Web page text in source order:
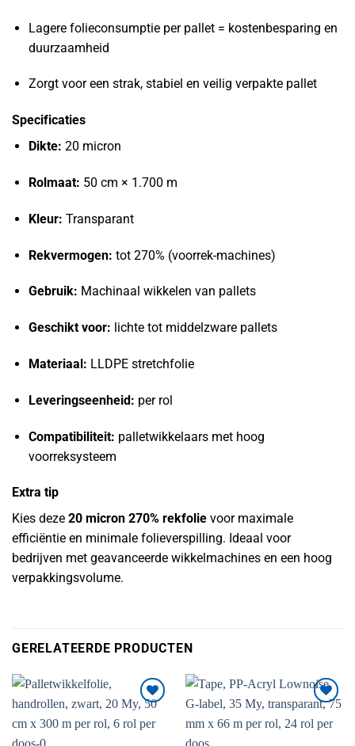
Lagere folieconsumptie per pallet = kostenbesparing en
duurzaamheid
Zorgt voor een strak, stabiel en veilig verpakte pallet
Specificaties
Dikte: 20 micron
Rolmaat: 50 cm × 1.700 m
Kleur: Transparant
Rekvermogen: tot 270% (voorrek-machines)
Gebruik: Machinaal wikkelen van pallets
Geschikt voor: lichte tot middelzware pallets
Materiaal: LLDPE stretchfolie
Leveringseenheid: per rol
Compatibiliteit: palletwikkelaars met hoog
voorreksysteem
Extra tip
Kies deze 20 micron 270% rekfolie voor maximale
efficiëntie en minimale folieverspilling. Ideaal voor
bedrijven met geavanceerde wikkelmachines en een hoog
verpakkingsvolume.
GERELATEERDE PRODUCTEN
Toevoegen
aan
Toevoegen
aan